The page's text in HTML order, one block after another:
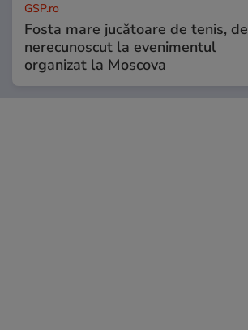
GSP.ro
Fosta mare jucătoare de tenis, de
nerecunoscut la evenimentul
organizat la Moscova